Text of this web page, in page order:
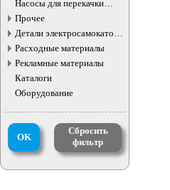
Насосы для перекачки
жидкостей
Прочее
Детали электросамокатов и
электротранспорта
Расходные материалы
Рекламные материалы
Каталоги
Оборудование
OK
Сбросить
фильтр